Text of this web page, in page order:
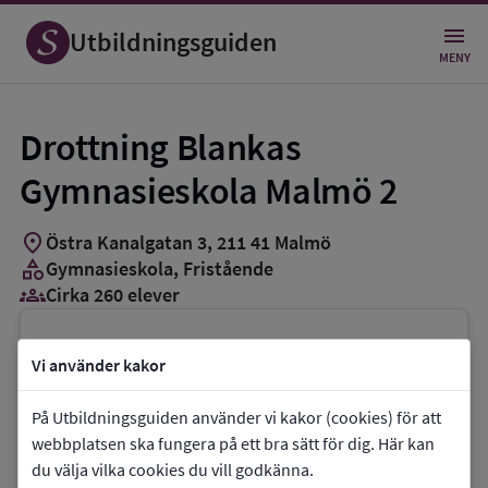
Vi använder kakor
På Utbildningsguiden använder vi kakor (cookies) för att
webbplatsen ska fungera på ett bra sätt för dig. Här kan
du välja vilka cookies du vill godkänna.
Utbildningsguiden MENY
Drottning Blankas
Gymnasieskola Malmö 2
location_on Östra Kanalgatan 3, 21141 Malmö
categoryGymnasieskola, Fristående
groups_3Cirka 260 elever
Vill du kontakta skolan?
phoneTelefon:040-204540
mailE-post:malmo@dbgy.se
link Webbplats: Drottning Blankas